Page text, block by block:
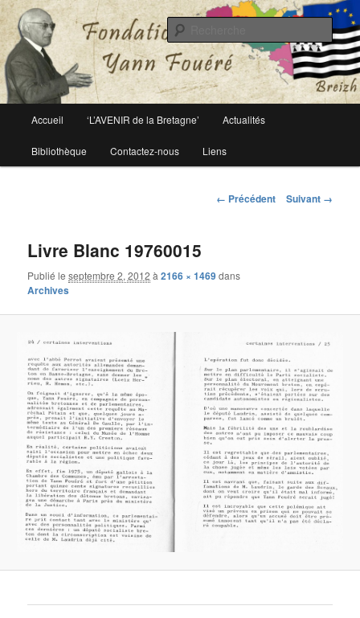
Fondation Yann Fouéré
Le site officiel de la fondation Yann Fouéré
principal
Aller
au
Accueil ‘L’AVENIR de la Bretagne’ Actualités
Bibliothèque Contactez-nous Liens
Navigation
← Précédent Suivant →
Livre Blanc 19760015
Publié leseptembre 2, 2012 à2166 × 1469dans
Archives